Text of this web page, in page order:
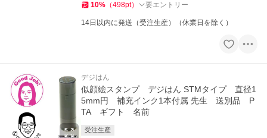
10% （498pt） 要エントリー
14日以内に発送（受注生産）（休業日を除く）
デジはん
似顔絵スタンプ デジはん STMタイプ 直径1
5mm円 補充インク1本付属 先生 送別品 P
TA ギフト 名前
受注生産